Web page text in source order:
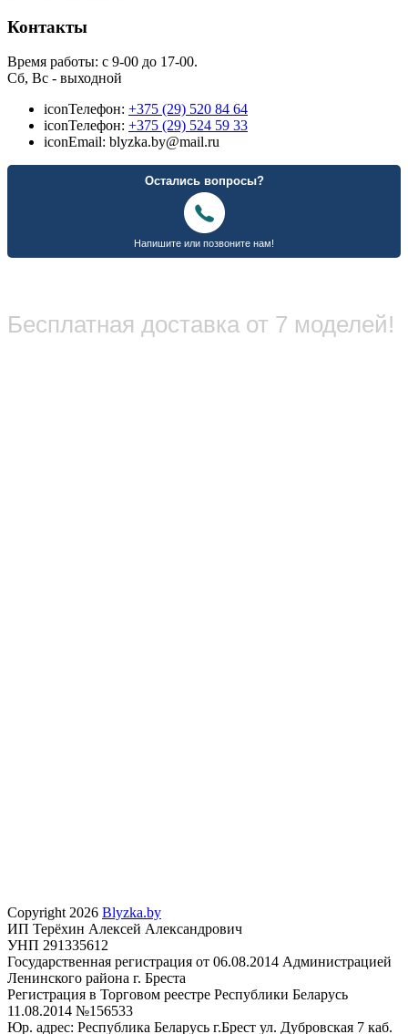
Контакты
Время работы: с 9-00 до 17-00.
Сб, Вс - выходной
iconТелефон: +375 (29) 520 84 64
iconТелефон: +375 (29) 524 59 33
iconEmail: blyzka.by@mail.ru
Бесплатная доставка от 7 моделей!
Copyright 2026 Blyzka.by
ИП Терёхин Алексей Александрович
УНП 291335612
Государственная регистрация от 06.08.2014 Администрацией
Ленинского района г. Бреста
Регистрация в Торговом реестре Республики Беларусь
11.08.2014 №156533
Юр. адрес: Республика Беларусь г.Брест ул. Дубровская 7 каб.